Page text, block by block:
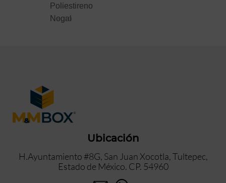
Poliestireno
Negro
Poliestireno
Nogal
Ubicación
H.Ayuntamiento #8G, San Juan Xocotla, Tultepec,
Estado de México. CP. 54960